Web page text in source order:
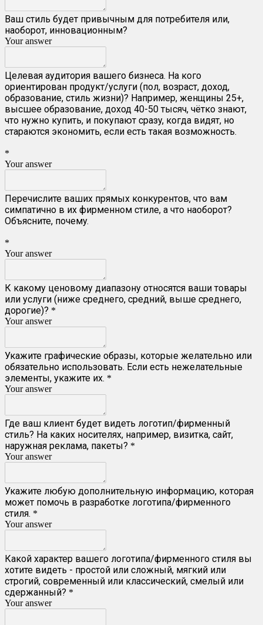
Ваш стиль будет привычным для потребителя или,
наоборот, инновационным?
Your answer
Целевая аудитория вашего бизнеса. На кого
ориентирован продукт/услуги (пол, возраст, доход,
образование, стиль жизни)? Например, женщины 25+,
высшее образование, доход 40-50 тысяч, чётко знают,
что нужно купить, и покупают сразу, когда видят, но
стараются экономить, если есть такая возможность.
*
Your answer
Перечислите ваших прямых конкурентов, что вам
симпатично в их фирменном стиле, а что наоборот?
Объясните, почему.
*
Your answer
К какому ценовому диапазону относятся ваши товары
или услуги (ниже среднего, средний, выше среднего,
дорогие)? *
Your answer
Укажите графические образы, которые желательно или
обязательно использовать. Если есть нежелательные
элементы, укажите их. *
Your answer
Где ваш клиент будет видеть логотип/фирменный
стиль? На каких носителях, например, визитка, сайт,
наружная реклама, пакеты? *
Your answer
Укажите любую дополнительную информацию, которая
может помочь в разработке логотипа/фирменного
стиля. *
Your answer
Какой характер вашего логотипа/фирменного стиля вы
хотите видеть - простой или сложный, мягкий или
строгий, современный или классический, смелый или
сдержанный? *
Your answer